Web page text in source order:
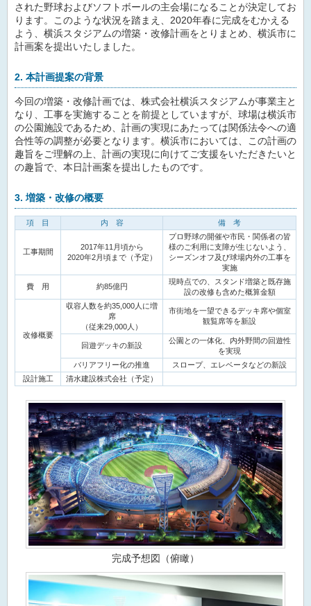
された野球およびソフトボールの主会場になることが決定してお
ります。このような状況を踏まえ、2020年春に完成をむかえる
よう、横浜スタジアムの増築・改修計画をとりまとめ、横浜市に
計画案を提出いたしました。
2. 本計画提案の背景
今回の増築・改修計画では、株式会社横浜スタジアムが事業主と
なり、工事を実施することを前提としていますが、球場は横浜市
の公園施設であるため、計画の実現にあたっては関係法令への適
合性等の調整が必要となります。横浜市においては、この計画の
趣旨をご理解の上、計画の実現に向けてご支援をいただきたいと
の趣旨で、本日計画案を提出したものです。
3. 増築・改修の概要
項 目 内 容 備 考
工事期間
2017年11月頃から
2020年2月頃まで（予定）
プロ野球の開催や市民・関係者の皆
様のご利用に支障が生じないよう、
シーズンオフ及び球場内外の工事を
実施
費 用 約85億円
現時点での、スタンド増築と既存施
設の改修も含めた概算金額
改修概要
収容人数を約35,000人に増
席
（従来29,000人）
市街地を一望できるデッキ席や個室
観覧席等を新設
回遊デッキの新設
公園との一体化、内外野間の回遊性
を実現
バリアフリー化の推進
スロープ、エレベータなどの新設
設計施工
清水建設株式会社（予定）
完成予想図（俯瞰）